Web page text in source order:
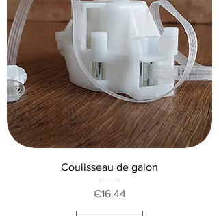
Coulisseau de galon
Price
€16.44